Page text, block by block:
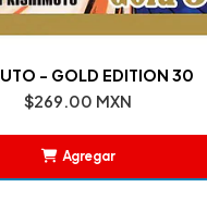
- GOLD EDITION 30
$269.00 MXN
Agregar